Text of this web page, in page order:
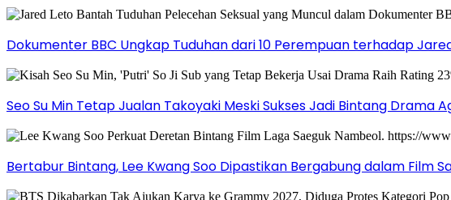
Dokumenter BBC Ungkap Tuduhan dari 10 Perempuan terhadap
Seo Su Min Tetap Jualan Takoyaki Meski Sukses Jadi Bintang Drama
Bertabur Bintang, Lee Kwang Soo Dipastikan Bergabung dalam Film